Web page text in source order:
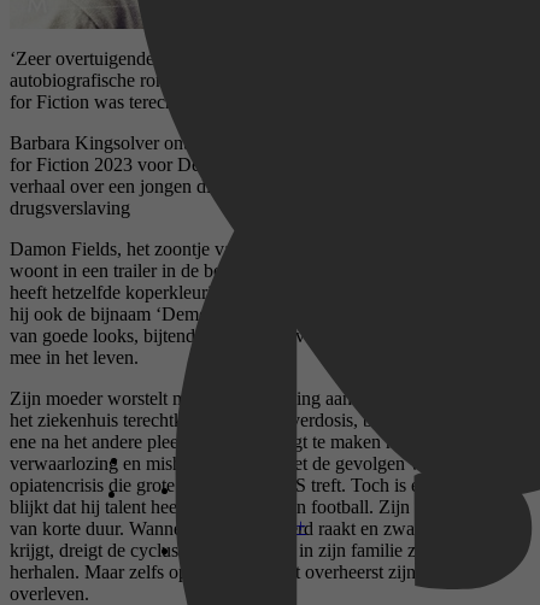
Disney+
‘Zeer overtuigende en indrukwekkende contemporaine variant op de
autobiografische roman van Charles Dickens. Ja, die Pulitzer Prize
for Fiction was terecht.’
Barbara Kingsolver ontving de Pulitzer Prize en de Women’s Prize
for Fiction 2023 voor Demon Copperhead, een beeldend en episch
verhaal over een jongen die opgroeit te midden van armoede en
drugsverslaving
Damon Fields, het zoontje van een alleenstaande tienermoeder,
woont in een trailer in de bergen van de zuidelijke Appalachen. Hij
heeft hetzelfde koperkleurige haar als zijn overleden vader, aan wie
hij ook de bijnaam ‘Demon Copperhead’ te danken heeft. Afgezien
van goede looks, bijtende humor en overlevingsdrift zit hem weinig
mee in het leven.
Zijn moeder worstelt met haar verslaving aan pijnstillers. Nadat ze in
het ziekenhuis terechtkomt met een overdosis, belandt Demon in het
ene na het andere pleeggezin. Hij krijgt te maken met kinderarbeid,
verwaarlozing en mishandeling, en met de gevolgen van de
opiatencrisis die grote delen van de VS treft. Toch is er ook hoop als
blijkt dat hij talent heeft voor American football. Zijn geluk is echter
van korte duur. Wanneer hij geblesseerd raakt en zware pijnstillers
krijgt, dreigt de cyclus van verslaving in zijn familie zich te
herhalen. Maar zelfs op het dieptepunt overheerst zijn wil om te
overleven.